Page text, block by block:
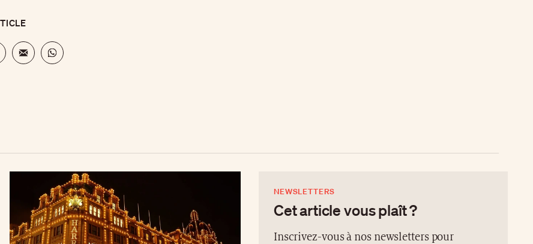
NEWSLETTERS
Cet article vous plaît ?
Inscrivez-vous à nos newsletters pour